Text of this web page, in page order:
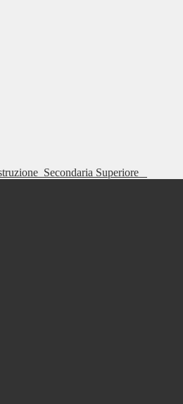
Secondaria Superiore